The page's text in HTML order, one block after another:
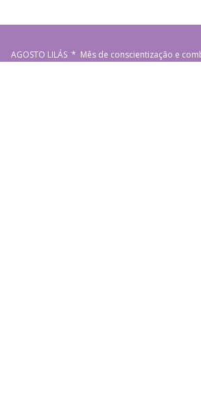
AGOSTO LILÁS * Mês de conscientização e